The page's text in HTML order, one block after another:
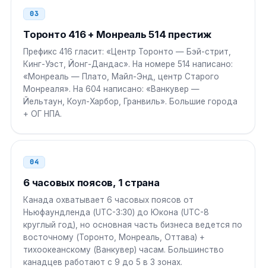
Египет
Саудовская Аравия
00 1 NPA NXX XXXX
ОАЭ 00
Сингапур
001 1 NPA NXX XXXX
Россия
03
Торонто 416 + Монреаль 514 престиж
Префикс 416 гласит: «Центр Торонто — Бэй-стрит,
Кинг-Уэст, Йонг-Дандас». На номере 514 написано:
«Монреаль — Плато, Майл-Энд, центр Старого
Монреаля». На 604 написано: «Ванкувер —
Йельтаун, Коул-Харбор, Гранвиль». Большие города
+ ОГ НПА.
04
6 часовых поясов, 1 страна
Канада охватывает 6 часовых поясов от
Ньюфаундленда (UTC-3:30) до Юкона (UTC-8
круглый год), но основная часть бизнеса ведется по
восточному (Торонто, Монреаль, Оттава) +
тихоокеанскому (Ванкувер) часам. Большинство
канадцев работают с 9 до 5 в 3 зонах.